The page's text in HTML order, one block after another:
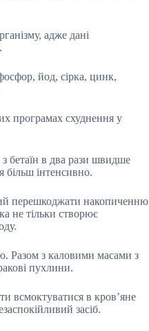
адже дані
йод, сірка, цинк,
програмах схуднення у
з бетаїн в два рази швидше
більш інтенсивно.
перешкоджати накопиченню
не тільки створює
Разом з каловими масами з
пухлини.
всмоктуватися в кров’яне
засіб.